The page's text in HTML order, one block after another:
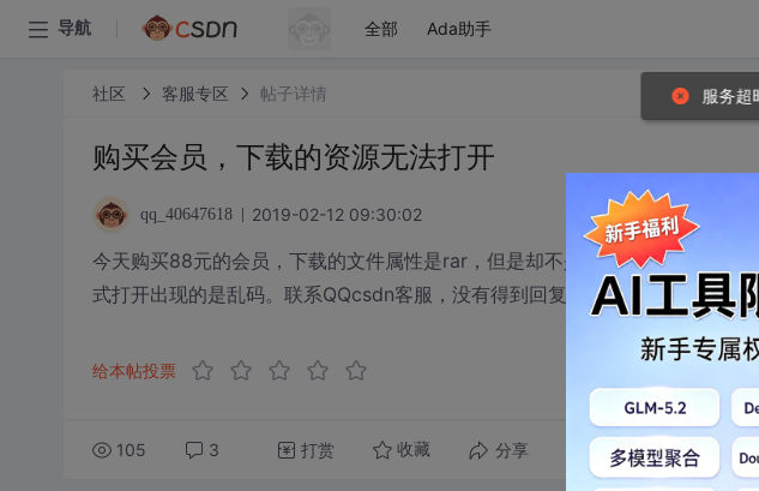
导航 全部 Ada助手
社区 客服专区 帖子详情
购买会员，下载的资源无法打开
qq_40647618 2019-02-12 09:30:02
今天购买88元的会员，下载的文件属性是rar，但是却不是压缩包，而是显示
式打开出现的是乱码。联系QQcsdn客服，没有得到回复。请问如何解决？
给本帖投票
105 3 打赏 收藏 分享 转发到动态 举
服务超